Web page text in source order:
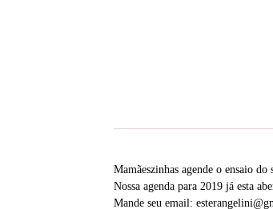
Mamãeszinhas agende o ensaio
Nossa agenda para 2019 já esta
Mande seu email: